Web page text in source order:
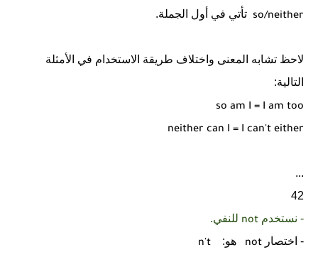
so/neither تأتي في أول الجملة.
لاحظ تشابه المعنى واختلاف طريقة الاستخدام في الأمثلة
التالية:
so am I = I am too
neither can I = I can't either
...
42
- نستخدم not للنفي.
- اختصار not هو: n't